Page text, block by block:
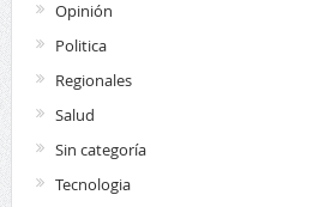
Opinión
Politica
Regionales
Salud
Sin categoría
Tecnologia